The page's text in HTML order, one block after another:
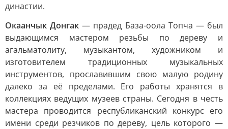
династии.
Окаанчык Донгак — прадед База-оола Топча — был
выдающимся мастером резьбы по дереву и
агальматолиту, музыкантом, художником и
изготовителем традиционных музыкальных
инструментов, прославившим свою малую родину
далеко за её пределами. Его работы хранятся в
коллекциях ведущих музеев страны. Сегодня в честь
мастера проводится республиканский конкурс его
имени среди резчиков по дереву, цель которого —